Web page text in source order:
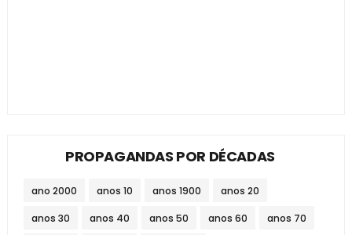
PROPAGANDAS POR DÉCADAS
ano 2000 anos 10 anos 1900 anos 20
anos 30 anos 40 anos 50 anos 60 anos 70